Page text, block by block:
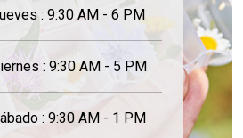
: 9:30 AM - 6 PM
: 9:30 AM - 5 PM
: 9:30 AM - 1 PM